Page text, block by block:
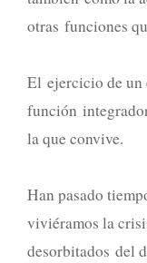
otras funciones
El ejercicio de un
función
la que convive.
Han pasado
viviéramos la
desorbitados del